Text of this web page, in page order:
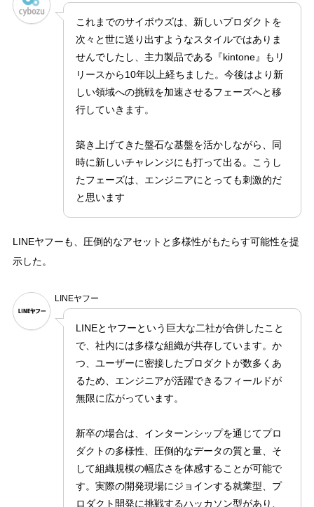
これまでのサイボウズは、新しいプロダクトを
次々と世に送り出すようなスタイルではありま
せんでしたし、主力製品である『kintone』もリ
リースから10年以上経ちました。今後はより新
しい領域への挑戦を加速させるフェーズへと移
行していきます。
築き上げてきた盤石な基盤を活かしながら、同
時に新しいチャレンジにも打って出る。こうし
たフェーズは、エンジニアにとっても刺激的だ
と思います
LINEヤフーも、圧倒的なアセットと多様性がもたらす可能性を提
示した。
LINEヤフー
LINEとヤフーという巨大な二社が合併したこと
で、社内には多様な組織が共存しています。か
つ、ユーザーに密接したプロダクトが数多くあ
るため、エンジニアが活躍できるフィールドが
無限に広がっています。
新卒の場合は、インターンシップを通じてプロ
ダクトの多様性、圧倒的なデータの質と量、そ
して組織規模の幅広さを体感することが可能で
す。実際の開発現場にジョインする就業型、プ
ロダクト開発に挑戦するハッカソン型があり、